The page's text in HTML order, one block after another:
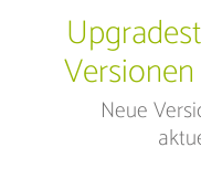
Neue